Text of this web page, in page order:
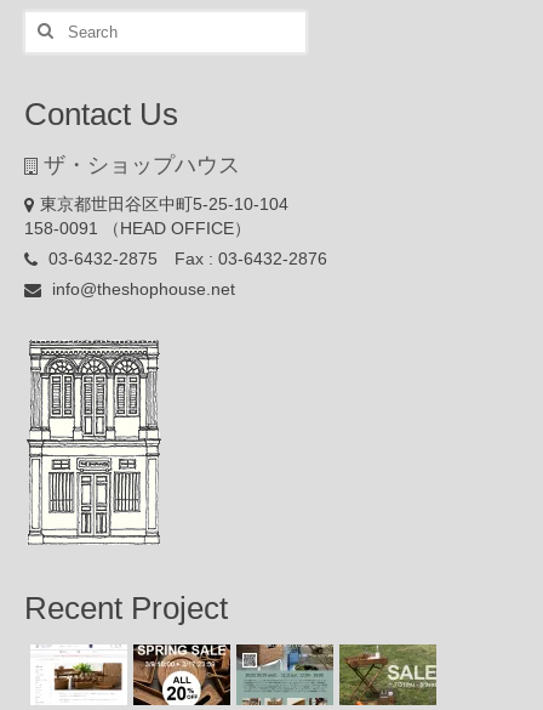
Search
Contact Us
ザ・ショップハウス
東京都世田谷区中町5-25-10-104
158-0091 （HEAD OFFICE）
03-6432-2875 Fax : 03-6432-2876
info@theshophouse.net
Recent Project